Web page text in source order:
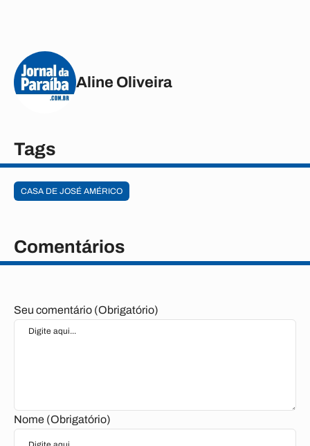
Aline Oliveira
Tags
CASA DE JOSÉ AMÉRICO
Comentários
Seu comentário (Obrigatório)
Nome (Obrigatório)